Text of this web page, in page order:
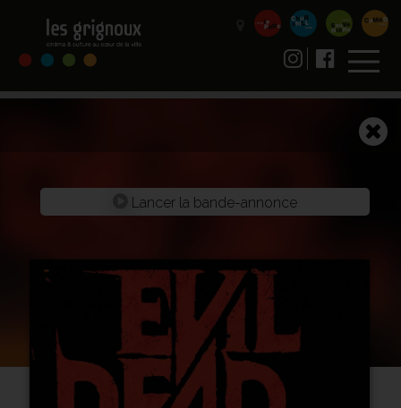
Lancer la bande-annonce